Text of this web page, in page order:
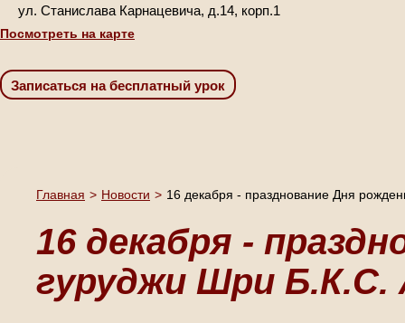
ул. Станислава Карнацевича, д.14, корп.1
Посмотреть на карте
Главная > Новости > 16 декабря - празднование Дня
16 декабря -
гуруджи Шри Б.К.С.